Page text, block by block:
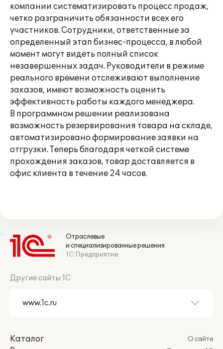
компании систематизировать процесс продаж,
четко разграничить обязанности всех его
участников. Сотрудники, ответственные за
определенный этап бизнес-процесса, в любой
момент могут видеть полный список
незавершенных задач. Руководители в режиме
реального времени отслеживают выполнение
заказов, имеют возможность оценить
эффективность работы каждого менеджера.
В программном решении реализована
возможность резервирования товара на складе,
автоматизировано формирование заявки на
отгрузки. Теперь благодаря четкой системе
прохождения заказов, товар доставляется в
офис клиента в течение 24 часов.
Отраслевые
и специализированные решения
1С:Предприятие
Другие сайты 1С
Каталог
О сайте